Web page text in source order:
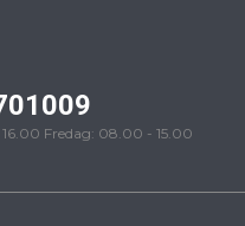
Fredag: 08.00 - 15.00